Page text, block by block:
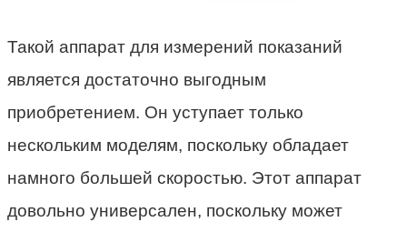
Такой аппарат для измерений показаний
является достаточно выгодным
приобретением. Он уступает только
нескольким моделям, поскольку обладает
намного большей скоростью. Этот аппарат
довольно универсален, поскольку может